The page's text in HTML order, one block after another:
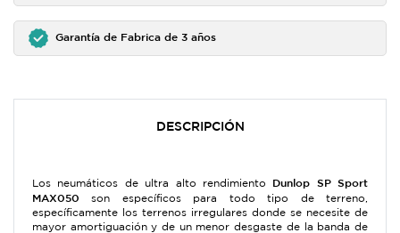
Garantía de Fabrica de 3 años
DESCRIPCIÓN
Los neumáticos de ultra alto rendimiento Dunlop SP Sport
MAX050 son específicos para todo tipo de terreno,
específicamente los terrenos irregulares donde se necesite de
mayor amortiguación y de un menor desgaste de la banda de